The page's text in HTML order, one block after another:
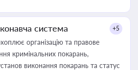
система +5
організацію та правове
кримінальних покарань,
виконання покарань та статус